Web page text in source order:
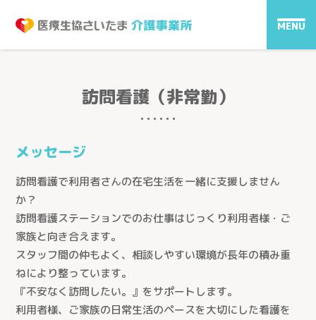
MENU
訪問看護（非常勤）
メッセージ
訪問看護で利用者さんの在宅生活を一緒に支援しません
か？
訪問看護ステーションでのお仕事はじっくり利用者様・ご
家族と向き合えます。
スタッフ間の仲もよく、相談しやすい環境が長年の積み重
ねにより整っています。
『不安なく訪問したい。』をサポートします。
利用者様、ご家族の日常生活のペースを大切にした看護を